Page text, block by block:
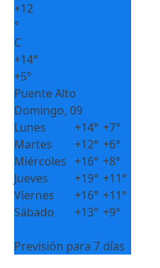
+12
°
C
+14°
+5°
Puente Alto
Domingo, 09
Lunes
+14° +7°
Martes
+12° +6°
Miércoles +16° +8°
Jueves
+19° +11°
Viernes
+16° +11°
Sábado
+13° +9°
Previsión para 7 días